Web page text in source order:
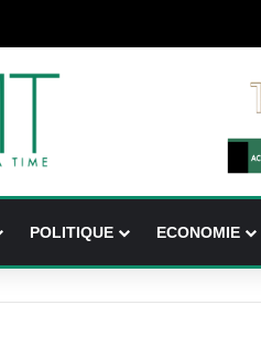
POLITIQUE ECONOMIE